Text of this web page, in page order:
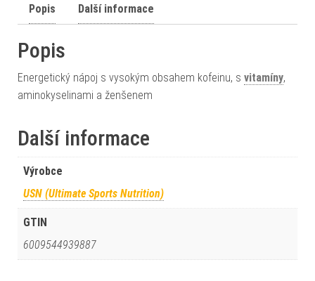
Popis Další informace
Popis
Energetický nápoj s vysokým obsahem kofeinu, s vitamíny,
aminokyselinami a ženšenem
Další informace
Výrobce
USN (Ultimate Sports Nutrition)
GTIN
6009544939887